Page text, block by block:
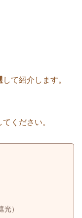
して紹介します。
ください。
）